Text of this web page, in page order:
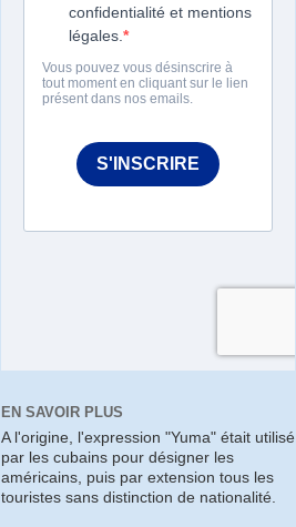
EN SAVOIR PLUS
A l'origine, l'expression "Yuma" était utilisé
par les cubains pour désigner les
américains, puis par extension tous les
touristes sans distinction de nationalité.